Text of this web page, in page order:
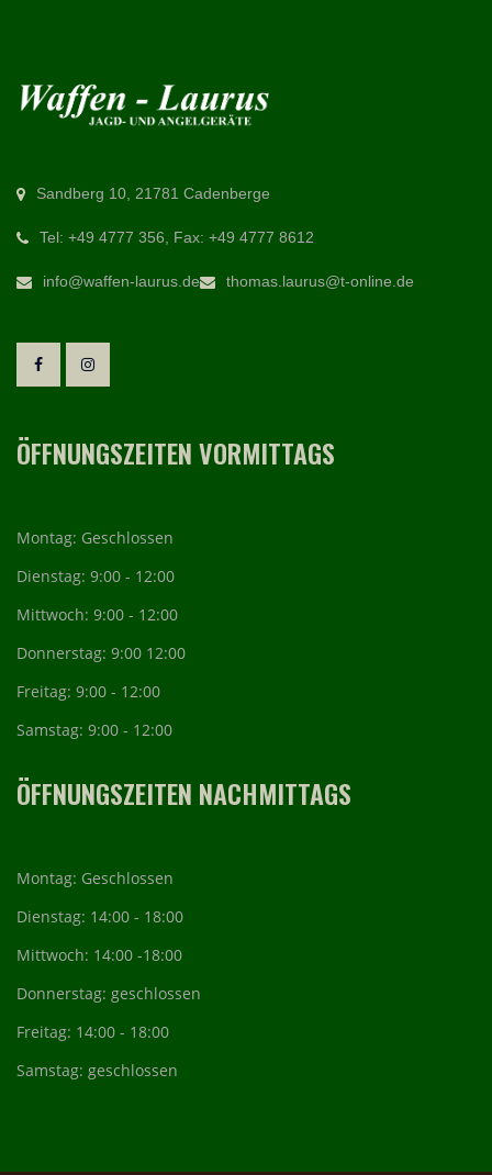
Sandberg 10, 21781 Cadenberge
Tel: +49 4777 356, Fax: +49 4777 8612
info@waffen-laurus.de thomas.laurus@t-online.de
ÖFFNUNGSZEITEN VORMITTAGS
Montag: Geschlossen
Dienstag: 9:00 - 12:00
Mittwoch: 9:00 - 12:00
Donnerstag: 9:00 12:00
Freitag: 9:00 - 12:00
Samstag: 9:00 - 12:00
ÖFFNUNGSZEITEN NACHMITTAGS
Montag: Geschlossen
Dienstag: 14:00 - 18:00
Mittwoch: 14:00 -18:00
Donnerstag: geschlossen
Freitag: 14:00 - 18:00
Samstag: geschlossen